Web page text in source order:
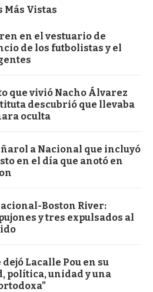
Más Vistas
en el vestuario de
de los futbolistas y el
que vivió Nacho Álvarez
descubrió que llevaba
oculta
a Nacional que incluyó
en el día que anotó en
Boston River:
y tres expulsados al
dejó Lacalle Pou en su
política, unidad y una